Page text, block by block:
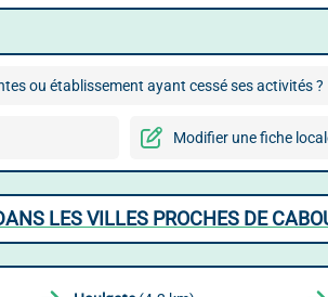
ou établissement ayant cessé ses activités ?
Modifier une fiche
LES VILLES PROCHES DE